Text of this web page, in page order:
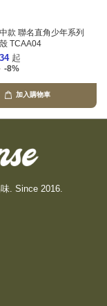
款 聯名直角少年系列
TCAA04
起
-8%
加入購物車
. Since 2016.